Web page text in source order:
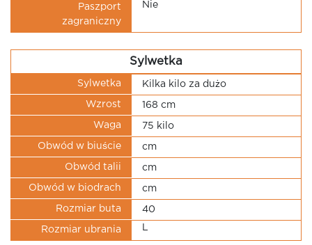
Paszport
zagraniczny
Nie
Sylwetka
Sylwetka Kilka kilo za dużo
Wzrost 168 cm
Waga 75 kilo
Obwód w biuście cm
Obwód talii cm
Obwód w biodrach cm
Rozmiar buta 40
Rozmiar ubrania